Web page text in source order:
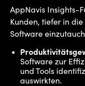
AppNavis Insights-
Kunden, tiefer in
Software
Software zur
und Tools
auswirkten.